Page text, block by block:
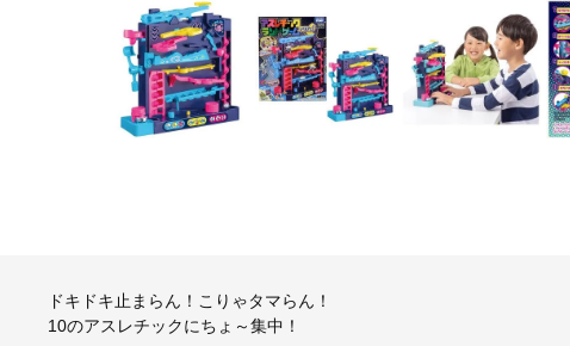
ドキドキ止まらん！こりゃタマらん！
10のアスレチックにちょ～集中！